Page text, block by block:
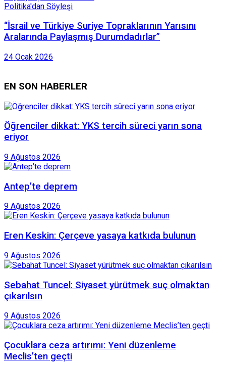
Politika'dan Söyleşi
“İsrail ve Türkiye Suriye Topraklarının Yarısını
Aralarında Paylaşmış Durumdadırlar”
24 Ocak 2026
EN SON HABERLER
Öğrenciler dikkat: YKS tercih süreci yarın sona
eriyor
9 Ağustos 2026
Antep’te deprem
9 Ağustos 2026
Eren Keskin: Çerçeve yasaya katkıda bulunun
9 Ağustos 2026
Sebahat Tuncel: Siyaset yürütmek suç olmaktan
çıkarılsın
9 Ağustos 2026
Çocuklara ceza artırımı: Yeni düzenleme
Meclis’ten geçti